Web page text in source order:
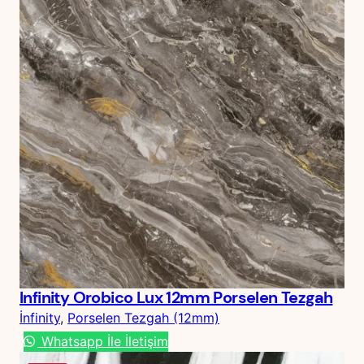
Infinity Orobico Lux 12mm Porselen Tezgah
İnfinity, Porselen Tezgah (12mm)
Whatsapp İle İletişim